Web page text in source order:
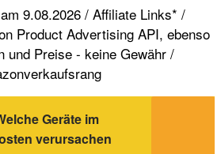
9.08.2026 / Affiliate Links* /
Product Advertising API, ebenso
und Preise - keine Gewähr /
Geräte im
verursachen